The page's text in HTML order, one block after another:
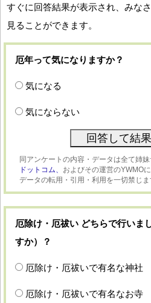
すぐに回答結果が表示され、みな
見ることができます。
厄年って気になりますか？
気になる
気にならない
同アンケートの内容・データは全て姉妹
ドットコム、 およびその運営のYWMO
データの転用・引用・利用を一切禁じま
厄除け・厄祓い どちらで行いま
すか）？
厄除け・厄祓いで有名な神社
厄除け・厄祓いで有名なお寺